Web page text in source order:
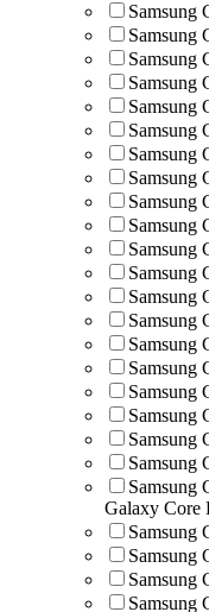
Samsung
Samsung
Samsung
Samsung
Samsung
Samsung
Samsung
Samsung
Samsung
Samsung
Samsung
Samsung
Samsung
Samsung
Samsung
Samsung
Samsung
Samsung
Samsung
Samsung
Samsung
Galaxy Core
Samsung
Samsung
Samsung
Samsung